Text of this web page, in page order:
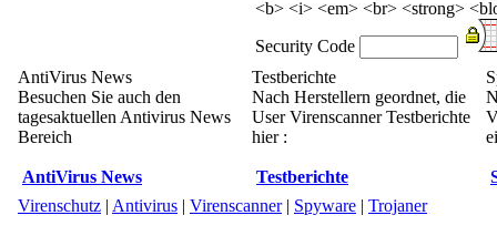
<b> <i> <em> <br> <strong>
Security Code
AntiVirus News
Besuchen Sie auch den
tagesaktuellen Antivirus News
Bereich
AntiVirus News
Testberichte
Nach Herstellern geordnet, die
User Virenscanner Testberichte
hier :
Testberichte
Virenschutz | Antivirus | Virenscanner| Spyware | Trojaner